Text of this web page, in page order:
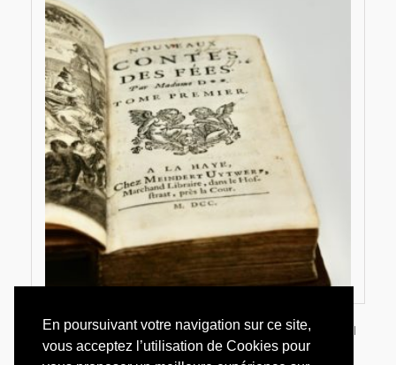
En poursuivant votre navigation sur ce site,
vous acceptez l’utilisation de Cookies pour
AULNOY,Marie, Catherine Le Jumel
de Barneville, baronne d'